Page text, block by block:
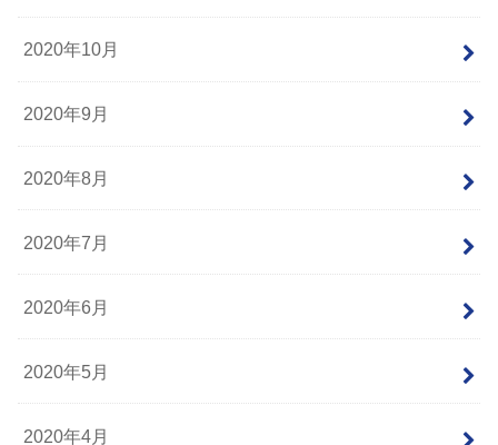
2020年10月
2020年9月
2020年8月
2020年7月
2020年6月
2020年5月
2020年4月